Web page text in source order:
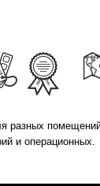
и операционных.